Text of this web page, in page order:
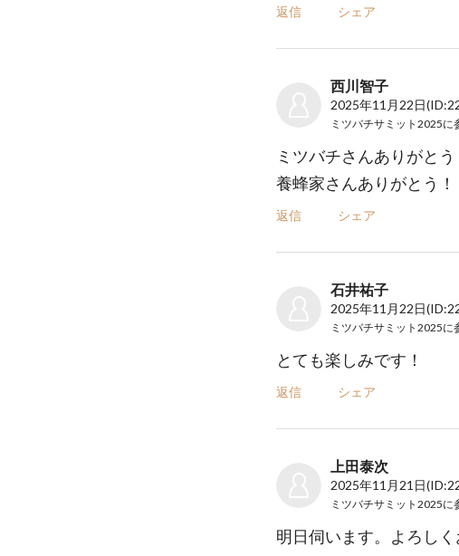
返信 シェア
西川智子
2025年11月22日
ミツバチサミット2025に
ミツバチさんありがと
養蜂家さんありがとう！
返信 シェア
石井祐子
2025年11月22日
ミツバチサミット2025に
とても楽しみです！
返信 シェア
上田泰次
2025年11月21日
ミツバチサミット2025に
明日伺います。よろし